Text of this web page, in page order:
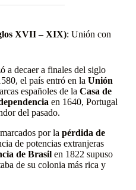
XVII – XIX): Unión con
a decaer a finales del siglo
el país entró en la Unión
españoles de la Casa de
en 1640, Portugal
del pasado.
por la pérdida de
de potencias extranjeras
de Brasil en 1822 supuso
de su colonia más rica y